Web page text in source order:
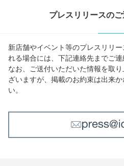
プレスリリースの
新店舗やイベント等のプレスリリ
れる場合には、下記連絡先までご連
なお、ご送付いただいた情報を取
ざいますが、掲載のお約束は出来
い。